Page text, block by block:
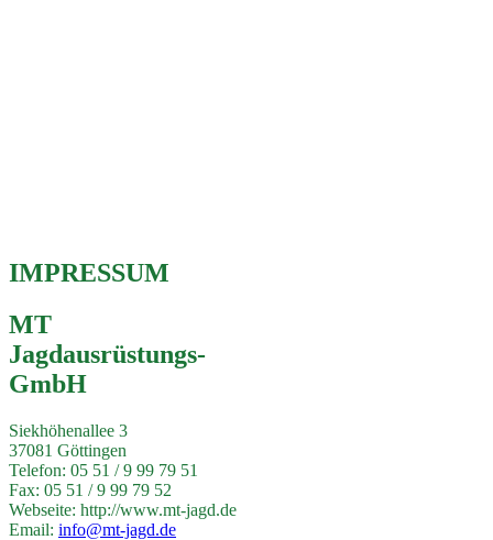
IMPRESSUM
MT
Jagdausrüstungs-
GmbH
Siekhöhenallee 3
37081 Göttingen
Telefon: 05 51 / 9 99 79 51
Fax: 05 51 / 9 99 79 52
Webseite: http://www.mt-jagd.de
Email: info@mt-jagd.de